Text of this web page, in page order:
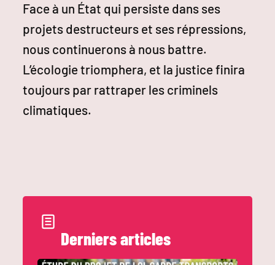
Face à un État qui persiste dans ses
projets destructeurs et ses répressions,
nous continuerons à nous battre.
L’écologie triomphera, et la justice finira
toujours par rattraper les criminels
climatiques.
Derniers articles